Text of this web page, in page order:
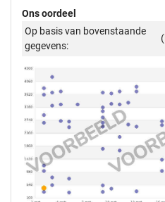
Ons oordeel
Op basis van bovenstaande
gegevens:
(